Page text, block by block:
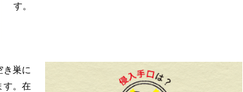
す。
き巣に
す。在